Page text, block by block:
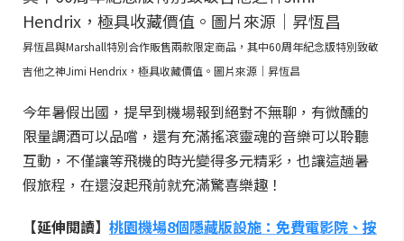
昇恆昌與Marshall特別合作販售兩款限定商品，其中60周年紀念版特別致敬
吉他之神Jimi Hendrix，極具收藏價值。圖片來源｜昇恆昌
今年暑假出國，提早到機場報到絕對不無聊，有微醺的
限量調酒可以品嚐，還有充滿搖滾靈魂的音樂可以聆聽
互動，不僅讓等飛機的時光變得多元精彩，也讓這趟暑
假旅程，在還沒起飛前就充滿驚喜樂趣！
【延伸閱讀】 桃園機場8個隱藏版設施：免費電影院、按